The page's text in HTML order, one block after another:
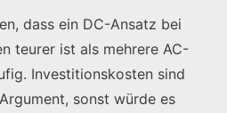
dass ein DC-Ansatz bei
teurer ist als mehrere AC-
Investitionskosten sind
sonst würde es